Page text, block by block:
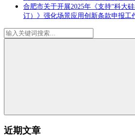
合肥市关于开展2025年《支持“科大
订）》强化场景应用创新条款申报工
近期文章